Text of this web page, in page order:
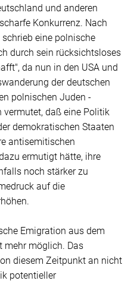
und anderen
Konkurrenz. Nach
eine polnische
durch sein rücksichtsloses
da nun in den USA und
der deutschen
polnischen Juden -
vermutet, daß eine Politik
demokratischen Staaten
antisemitischen
ermutigt hätte, ihre
noch stärker zu
auf die
Emigration aus dem
mehr möglich. Das
diesem Zeitpunkt an nicht
potentieller